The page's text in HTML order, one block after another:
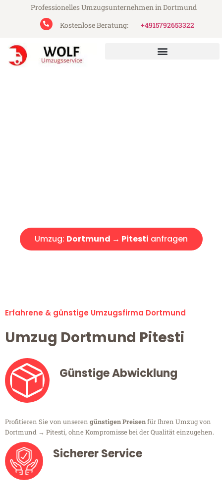
Professionelles Umzugsunternehmen in Dortmund
Kostenlose Beratung:
+4915792653322
Umzug: Dortmund → Pitesti anfragen
Erfahrene & günstige Umzugsfirma Dortmund
Umzug Dortmund Pitesti
Günstige Abwicklung
Profitieren Sie von unseren günstigen Preisenfür Ihren Umzug von
Dortmund → Pitesti, ohne Kompromisse bei der Qualität einzugehen.
Sicherer Service